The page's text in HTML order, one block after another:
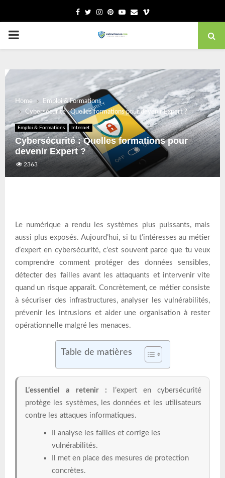
Facebook
TwitterInstagram
PinterestYoutube
EmailVimeo
PRIMARY
Home
Emploi & Formations
Cybersécurité : Quelles formations pour devenir Expert ?
Emploi & Formations Internet
Cybersécurité : Quelles formations pour
devenir Expert ?
2363
Le numérique a rendu les systèmes plus puissants, mais
aussi plus exposés. Aujourd’hui, si tu t’intéresses au métier
d’expert en cybersécurité, c’est souvent parce que tu veux
comprendre comment protéger des données sensibles,
détecter des failles avant les attaquants et intervenir vite
quand un risque apparaît. Concrètement, ce métier consiste
à sécuriser des infrastructures, analyser les vulnérabilités,
prévenir les intrusions et aider une organisation à rester
opérationnelle malgré les menaces.
Table de matières
L’essentiel a retenir : l’expert en cybersécurité
protège les systèmes, les données et les utilisateurs
contre les attaques informatiques.
Il analyse les failles et corrige les
vulnérabilités.
Il met en place des mesures de protection
concrètes.